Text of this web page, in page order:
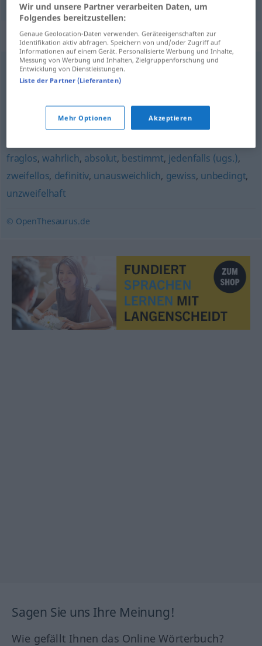
Synonyme für "unweigerlich"
folgerichtig ,zwangsläufig,logischerweise
zweifelsohne,todsicher (ugs.) beileibe,sicherlich (ugs.,
fraglos,wahrlich, absolut, bestimmt, jedenfalls (ugs.),
zweifellos, definitiv, unausweichlich, gewiss, unbedingt,
unzweifelhaft
© OpenThesaurus.de
Sagen Sie uns Ihre Meinung!
Wie gefällt Ihnen das Online Wörterbuch?
Wir und unsere Partner verarbeiten Daten, um
Folgendes bereitzustellen:
Genaue Geolocation-Daten verwenden. Geräteeigenschaften zur
Identifikation aktiv abfragen. Speichern von und/oder Zugriff auf
Informationen auf einem Gerät. Personalisierte Werbung und Inhalte,
Messung von Werbung und Inhalten, Zielgruppenforschung und
Entwicklung von Dienstleistungen.
Liste der Partner (Lieferanten)
Mehr Optionen Akzeptieren